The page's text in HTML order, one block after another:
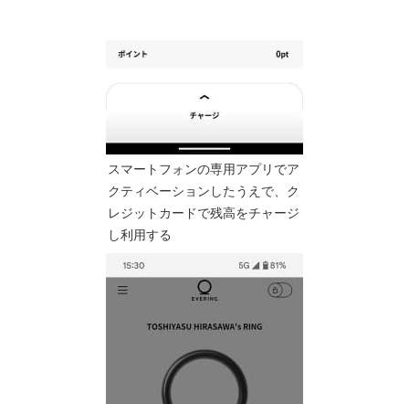
スマートフォンの専用アプリでア
クティベーションしたうえで、ク
レジットカードで残高をチャージ
し利用する